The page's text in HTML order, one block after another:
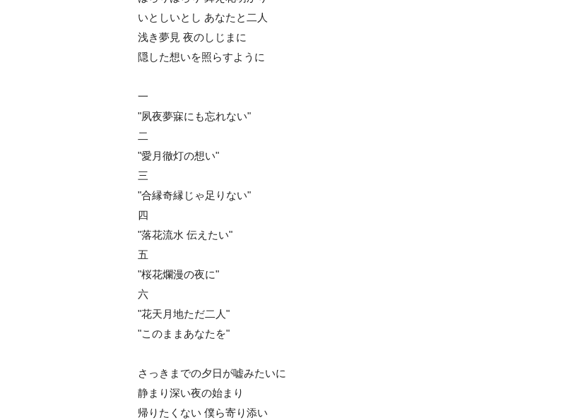
いとしいとし あなたと二人
浅き夢見 夜のしじまに
隠した想いを照らすように
一
"夙夜夢寐にも忘れない"
二
"愛月徹灯の想い"
三
"合縁奇縁じゃ足りない"
四
"落花流水 伝えたい"
五
"桜花爛漫の夜に"
六
"花天月地ただ二人"
"このままあなたを"
さっきまでの夕日が嘘みたいに
静まり深い夜の始まり
帰りたくない 僕ら寄り添い